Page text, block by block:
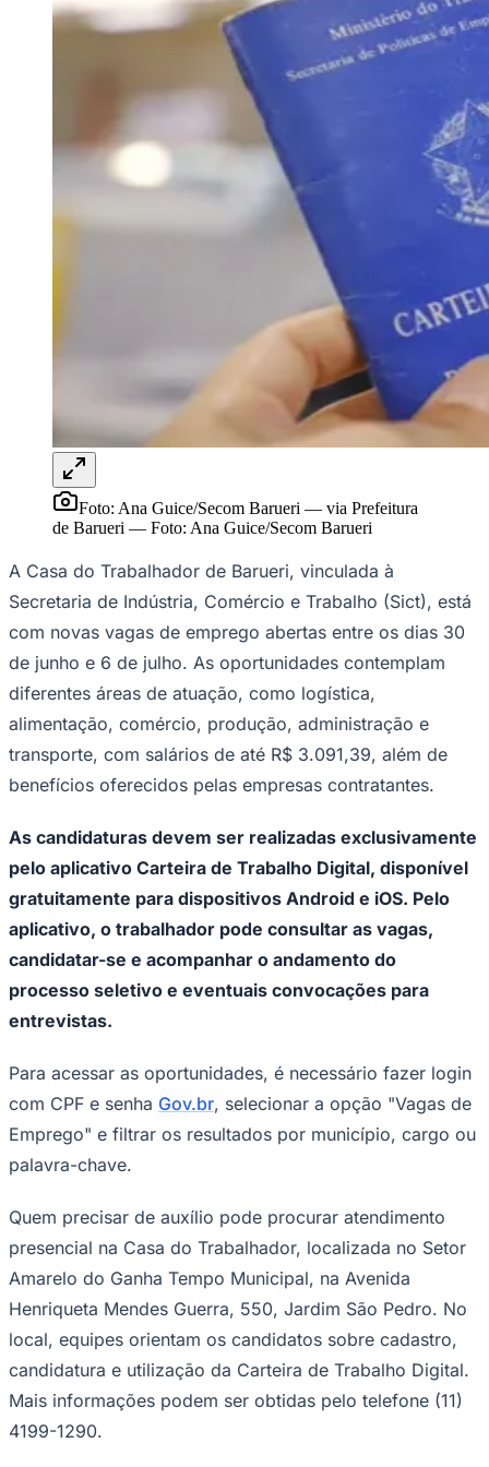
Para Sua Empresa
Vagas na RegiãoNovo
Guia Comercial
Selo Verificado
Agenda de Vestibulares
Anuncie no Portal
Verificar Empresa
Anunciar Vagas
Publicidade Legal
NBA
NFL
Fórmula 1
Tênis (ATP)
MLB
NHL
Atletismo
Vôlei
NBB
Brasileirão Série A
Brasileirão Série B
Paulistão
Libertadores
Sul-Americana
Copa América
Premier League
La Liga
Bundesliga
Mundial 2026
Times - Ir direto
Foto: Ana Guice/Secom Barueri — via Prefeitura
de Barueri — Foto: Ana Guice/Secom Barueri
A Casa do Trabalhador de Barueri, vinculada à
Secretaria de Indústria, Comércio e Trabalho (Sict), está
com novas vagas de emprego abertas entre os dias 30
de junho e 6 de julho. As oportunidades contemplam
diferentes áreas de atuação, como logística,
alimentação, comércio, produção, administração e
transporte, com salários de até R$ 3.091,39, além de
benefícios oferecidos pelas empresas contratantes.
As candidaturas devem ser realizadas exclusivamente
pelo aplicativo Carteira de Trabalho Digital, disponível
gratuitamente para dispositivos Android e iOS. Pelo
aplicativo, o trabalhador pode consultar as vagas,
candidatar-se e acompanhar o andamento do
processo seletivo e eventuais convocações para
entrevistas.
Para acessar as oportunidades, é necessário fazer login
com CPF e senha Gov.br, selecionar a opção "Vagas de
Emprego" e filtrar os resultados por município, cargo ou
palavra-chave.
Quem precisar de auxílio pode procurar atendimento
presencial na Casa do Trabalhador, localizada no Setor
Amarelo do Ganha Tempo Municipal, na Avenida
Henriqueta Mendes Guerra, 550, Jardim São Pedro. No
local, equipes orientam os candidatos sobre cadastro,
candidatura e utilização da Carteira de Trabalho Digital.
Mais informações podem ser obtidas pelo telefone (11)
4199-1290.